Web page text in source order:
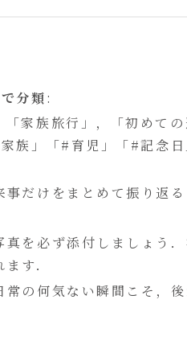
分類:
「家族旅行」，「初めて
族」「#育児」「#記念
だけをまとめて振り返る
を必ず添付しましょう
す．
の何気ない瞬間こそ，